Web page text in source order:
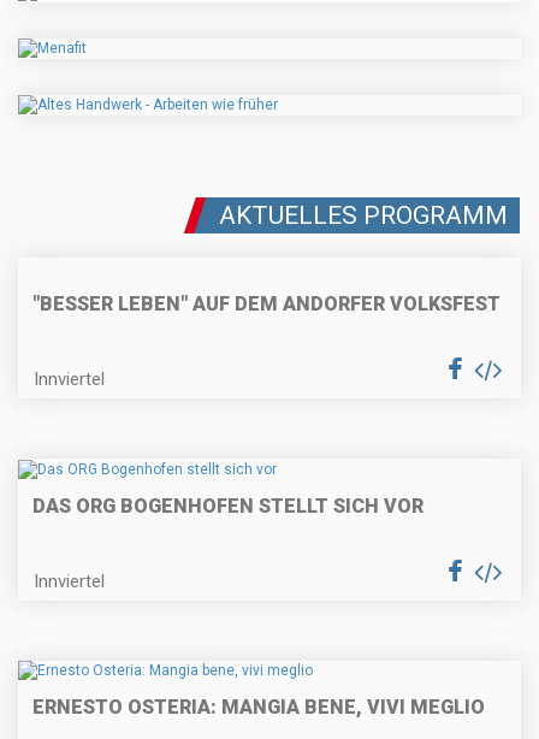
AKTUELLES PROGRAMM
"BESSER LEBEN" AUF DEM ANDORFER VOLKSFEST
Innviertel
DAS ORG BOGENHOFEN STELLT SICH VOR
Innviertel
ERNESTO OSTERIA: MANGIA BENE, VIVI MEGLIO